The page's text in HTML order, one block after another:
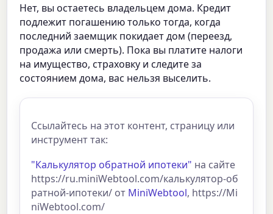
Нет, вы остаетесь владельцем дома. Кредит
подлежит погашению только тогда, когда
последний заемщик покидает дом (переезд,
продажа или смерть). Пока вы платите налоги
на имущество, страховку и следите за
состоянием дома, вас нельзя выселить.
Ссылайтесь на этот контент, страницу или
инструмент так:
"Калькулятор обратной ипотеки" на сайте
https://ru.miniWebtool.com/калькулятор-об
ратной-ипотеки/ от MiniWebtool, https://Mi
niWebtool.com/